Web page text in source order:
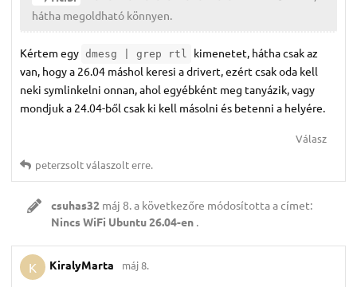
hátha megoldható könnyen.
Kértem egy dmesg | grep rtl
kimenetet, hátha csak az
van, hogy a 26.04 máshol keresi a drivert, ezért csak oda kell
neki symlinkelni onnan, ahol egyébként meg tanyázik, vagy
mondjuk a 24.04-ből csak ki kell másolni és betenni a helyére.
Válasz
peterzsoltválaszolt erre.
csuhas32 máj 8.a következőre módosította a címet:
Nincs WiFi Ubuntu 26.04-en .
K KiralyMarta máj 8.